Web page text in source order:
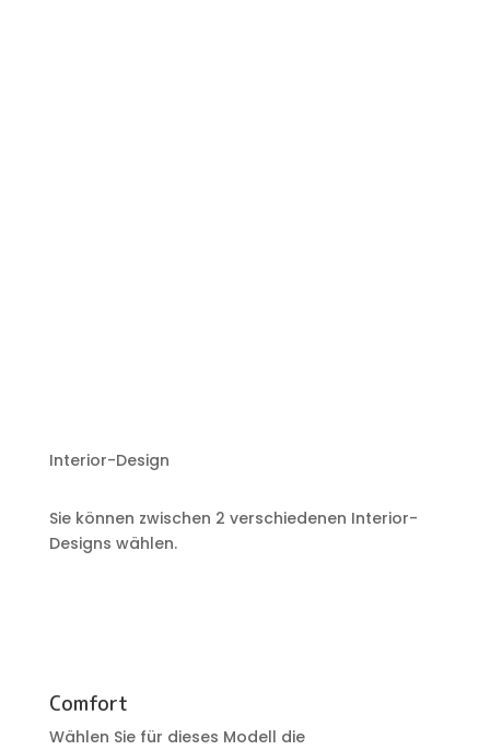
Interior-Design
Sie können zwischen 2 verschiedenen Interior-
Designs wählen.
Comfort
Wählen Sie für dieses Modell die